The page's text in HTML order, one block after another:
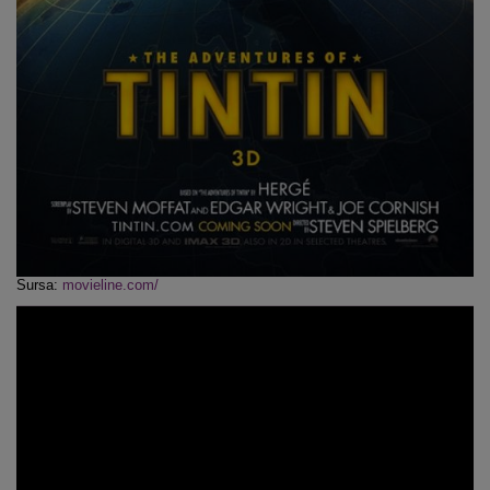
Sursa: movieline.com/